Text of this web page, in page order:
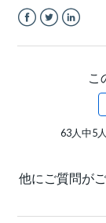
こ
63人中5
他にご質問が